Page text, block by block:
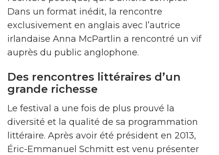
Dans un format inédit, la rencontre
exclusivement en anglais avec l’autrice
irlandaise Anna McPartlin a rencontré un vif
auprès du public anglophone.
Des rencontres littéraires d’un
grande richesse
Le festival a une fois de plus prouvé la
diversité et la qualité de sa programmation
littéraire. Après avoir été président en 2013,
Éric-Emmanuel Schmitt est venu présenter